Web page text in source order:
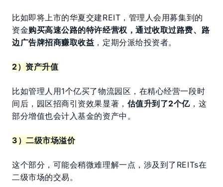
比如即将上市的华夏交建REIT，管理人会用募集到的
资金购买高速公路的特许经营权，通过收取过路费、路
边广告牌招商赚取收益 ，定期分派给投资者。
2）资产升值
比如管理人用1个亿买了物流园区，在精心经营一段时
间后，园区招商引资效果显著， 估值升到了2个亿，这
部分增值也会计入基金的资产中。
3）二级市场溢价
这个部分，可能会稍微难理解一点，涉及到了REITs在
二级市场的交易。